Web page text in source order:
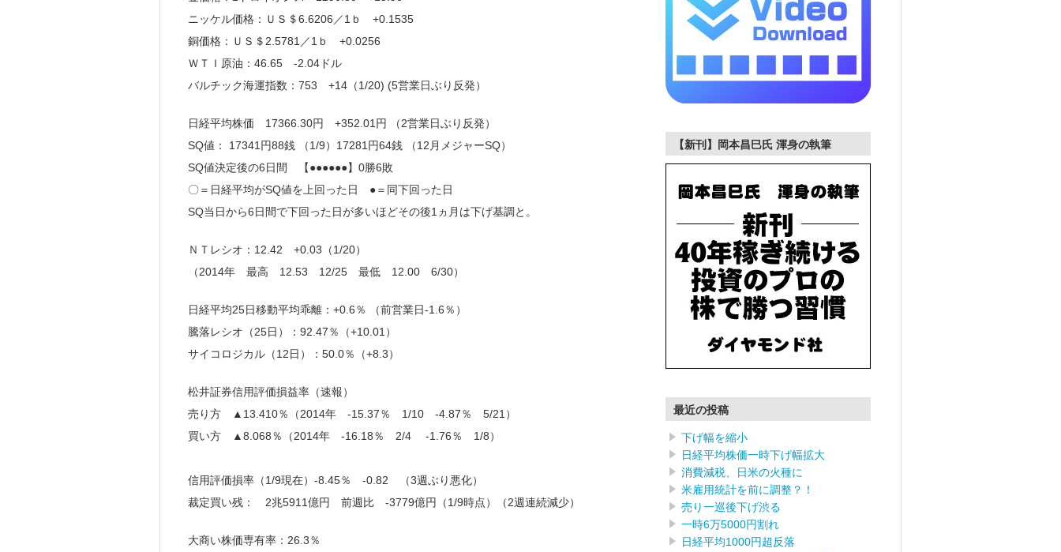
ニッケル価格：ＵＳ＄6.6206／1ｂ +0.1535
銅価格：ＵＳ＄2.5781／1ｂ +0.0256
ＷＴＩ原油：46.65 -2.04ドル
バルチック海運指数：753 +14（1/20) (5営業日ぶり反発）
日経平均株価 17366.30円 +352.01円 （2営業日ぶり反発）
SQ値： 17341円88銭 （1/9）17281円64銭 （12月メジャーSQ）
SQ値決定後の6日間 【●●●●●●】0勝6敗
〇＝日経平均がSQ値を上回った日 ●＝同下回った日
SQ当日から6日間で下回った日が多いほどその後1ヵ月は下げ基調と。
ＮＴレシオ：12.42 +0.03（1/20）
（2014年 最高 12.53 12/25 最低 12.00 6/30）
日経平均25日移動平均乖離：+0.6％ （前営業日-1.6％）
騰落レシオ（25日）：92.47％（+10.01）
サイコロジカル（12日）：50.0％（+8.3）
松井証券信用評価損益率（速報）
売り方 ▲13.410％（2014年 -15.37％ 1/10 -4.87％ 5/21）
買い方 ▲8.068％（2014年 -16.18％ 2/4 -1.76％ 1/8）
信用評価損率（1/9現在）-8.45％ -0.82 （3週ぶり悪化）
裁定買い残： 2兆5911億円 前週比 -3779億円（1/9時点）（2週連続減少）
大商い株価専有率：26.3％
【新刊】岡本昌巳氏 渾身の執筆
最近の投稿
下げ幅を縮小
日経平均株価一時下げ幅拡大
消費減税、日米の火種に
米雇用統計を前に調整？！
売り一巡後下げ渋る
一時6万5000円割れ
日経平均1000円超反落